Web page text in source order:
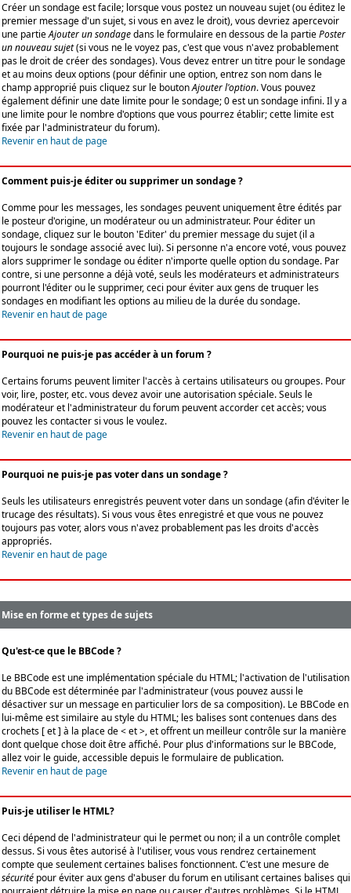
Créer un sondage est facile; lorsque vous postez un nouveau sujet (ou éditez le
premier message d'un sujet, si vous en avez le droit), vous devriez apercevoir
une partieAjouter un sondagedans le formulaire en dessous de la partiePoster
un nouveau sujet(si vous ne le voyez pas, c'est que vous n'avez probablement
pas le droit de créer des sondages). Vous devez entrer un titre pour le sondage
et au moins deux options (pour définir une option, entrez son nom dans le
champ approprié puis cliquez sur le boutonAjouter l'option. Vous pouvez
également définir une date limite pour le sondage; 0 est un sondage infini. Il y a
une limite pour le nombre d'options que vous pourrez établir; cette limite est
fixée par l'administrateur du forum).
Revenir en haut de page
Comment puis-je éditer ou supprimer un sondage ?
Comme pour les messages, les sondages peuvent uniquement être édités par
le posteur d'origine, un modérateur ou un administrateur. Pour éditer un
sondage, cliquez sur le bouton 'Editer' du premier message du sujet (il a
toujours le sondage associé avec lui). Si personne n'a encore voté, vous pouvez
alors supprimer le sondage ou éditer n'importe quelle option du sondage. Par
contre, si une personne a déjà voté, seuls les modérateurs et administrateurs
pourront l'éditer ou le supprimer, ceci pour éviter aux gens de truquer les
sondages en modifiant les options au milieu de la durée du sondage.
Revenir en haut de page
Pourquoi ne puis-je pas accéder à un forum ?
Certains forums peuvent limiter l'accès à certains utilisateurs ou groupes. Pour
voir, lire, poster, etc. vous devez avoir une autorisation spéciale. Seuls le
modérateur et l'administrateur du forum peuvent accorder cet accès; vous
pouvez les contacter si vous le voulez.
Revenir en haut de page
Pourquoi ne puis-je pas voter dans un sondage ?
Seuls les utilisateurs enregistrés peuvent voter dans un sondage (afin d'éviter le
trucage des résultats). Si vous vous êtes enregistré et que vous ne pouvez
toujours pas voter, alors vous n'avez probablement pas les droits d'accès
appropriés.
Revenir en haut de page
Mise en forme et types de sujets
Qu'est-ce que le BBCode ?
Le BBCode est une implémentation spéciale du HTML; l'activation de l'utilisation
du BBCode est déterminée par l'administrateur (vous pouvez aussi le
désactiver sur un message en particulier lors de sa composition). Le BBCode en
lui-même est similaire au style du HTML; les balises sont contenues dans des
crochets [ et ] à la place de < et >, et offrent un meilleur contrôle sur la manière
dont quelque chose doit être affiché. Pour plus d'informations sur le BBCode,
allez voir le guide, accessible depuis le formulaire de publication.
Revenir en haut de page
Puis-je utiliser le HTML?
Ceci dépend de l'administrateur qui le permet ou non; il a un contrôle complet
dessus. Si vous êtes autorisé à l'utiliser, vous vous rendrez certainement
compte que seulement certaines balises fonctionnent. C'est une mesure de
sécurité pour éviter aux gens d'abuser du forum en utilisant certaines balises qui